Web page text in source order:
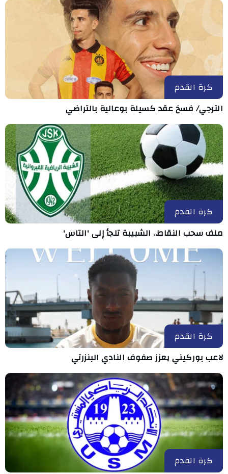
كرة القدم
الترجي/ فسخ عقد كسيلة بوعالية بالتراضي
كرة القدم
ملف سحب النقاط.. الشبيبة تلجأ إلى 'التاس'
كرة القدم
لاعب بوركيني يعزز صفوف النادي البنزرتي
كرة القدم